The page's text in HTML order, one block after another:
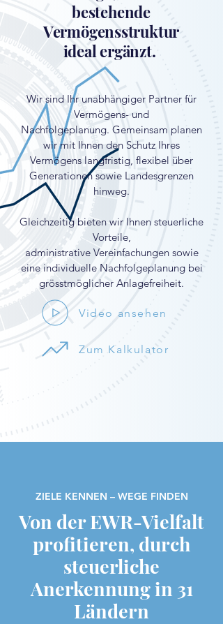
bestehende
Vermögensstruktur
ideal ergänzt.
Wir sind Ihr unabhängiger Partner für
Vermögens- und
Nachfolgeplanung. Gemeinsam planen
wir mit Ihnen den Schutz Ihres
Vermögens langfristig, flexibel über
Generationen sowie Landesgrenzen
hinweg.
Gleichzeitig bieten wir Ihnen steuerliche
Vorteile,
administrative Vereinfachungen sowie
eine individuelle Nachfolgeplanung bei
grösstmöglicher Anlagefreiheit.
Video ansehen
Zum Kalkulator
ZIELE KENNEN – WEGE FINDEN
Von der EWR-Vielfalt
profitieren, durch
steuerliche
Anerkennung in 31
Ländern